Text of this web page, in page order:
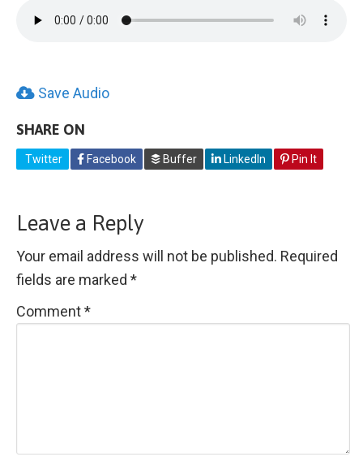
Save Audio
SHARE ON
Twitter Facebook Buffer LinkedIn Pin It
Leave a Reply
Your email address will not be published. Required
fields are marked *
Comment*